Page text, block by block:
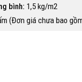
bình: 1,5 kg/m2
(Đơn giá chưa bao